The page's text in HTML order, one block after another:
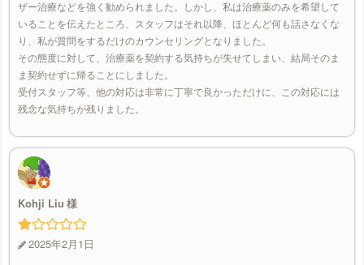
ザー治療などを強く勧められました。しかし、私は治療薬のみを希望して
いることを伝えたところ、スタッフはそれ以降、ほとんど何も話さなくな
り、私が質問をするだけのカウンセリングとなりました。
その態度に対して、治療薬を契約する気持ちが失せてしまい、結局そのま
ま契約せずに帰ることにしました。
受付スタッフ等、他の対応は非常に丁寧で良かっただけに、この対応には
残念な気持ちが残りました。
Kohji Liu
2025年2月1日